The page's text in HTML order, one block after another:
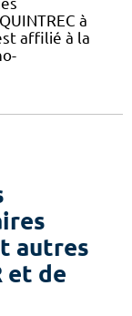
à
affilié à la
autres
et de